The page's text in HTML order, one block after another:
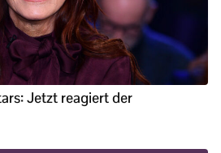
Jetzt reagiert der